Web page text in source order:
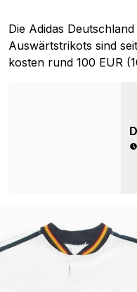
Die Adidas
Auswärtstrikots sind
kosten rund 100 EUR